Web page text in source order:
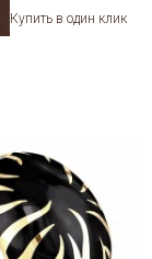
Купить в один клик